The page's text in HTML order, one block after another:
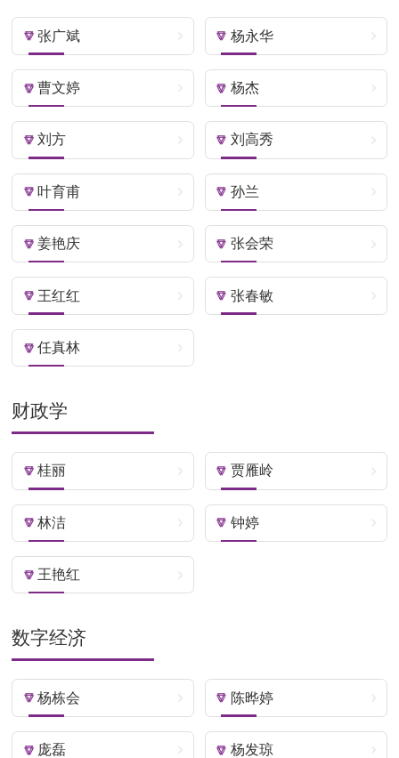
张广斌 杨永华
曹文婷 杨杰
刘方 刘高秀
叶育甫 孙兰
姜艳庆 张会荣
王红红 张春敏
任真林
财政学
桂丽 贾雁岭
林洁 钟婷
王艳红
数字经济
杨栋会 陈晔婷
庞磊 杨发琼